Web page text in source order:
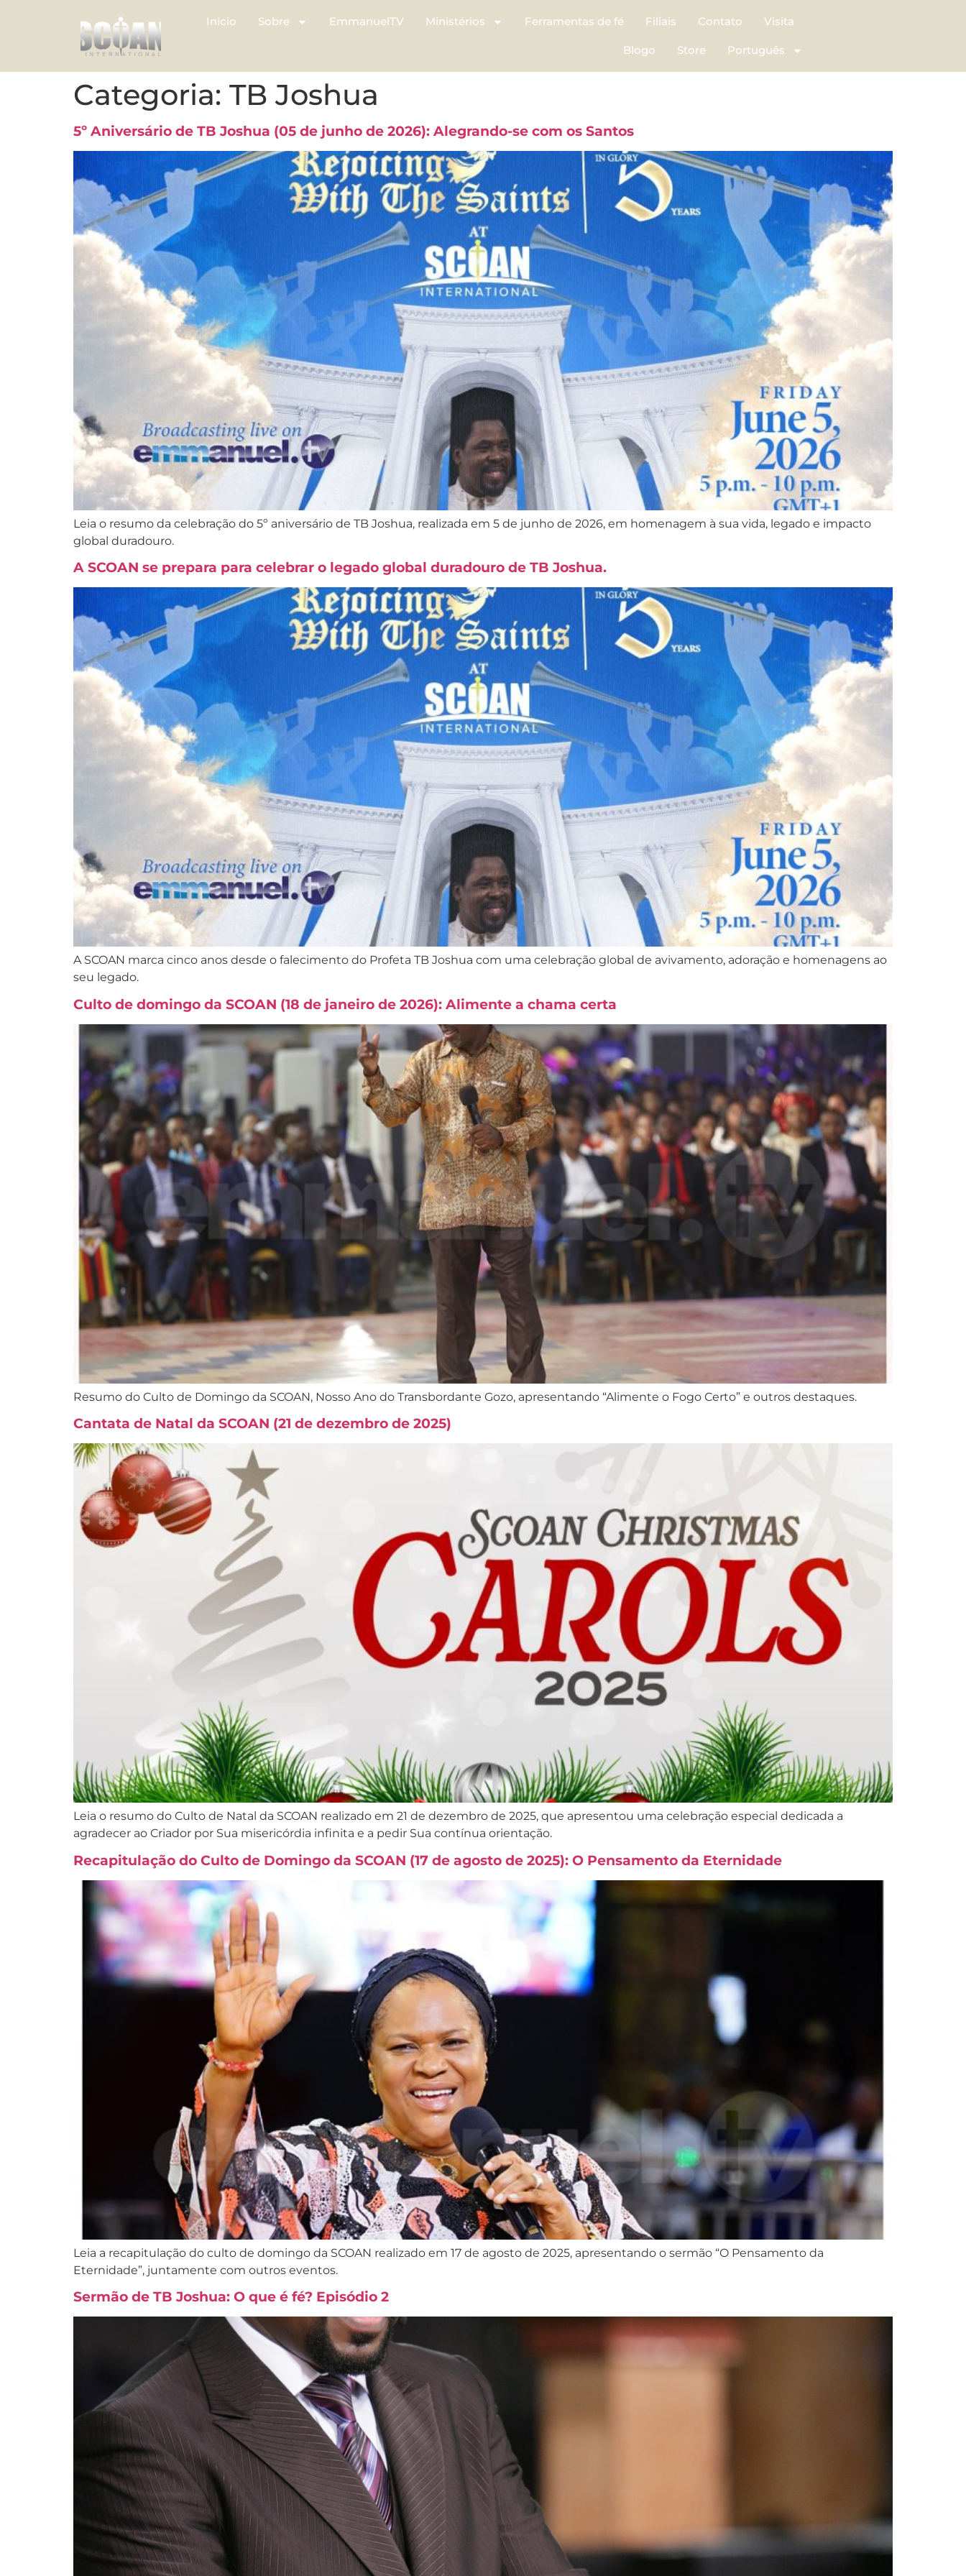
Inicio Sobre EmmanuelTV Ministérios Ferramentas de fé Filiais Contato Visita
Blogo Store Português
Categoria: TB Joshua
5º Aniversário de TB Joshua (05 de junho de 2026): Alegrando-se com os Santos
Leia o resumo da celebração do 5º aniversário de TB Joshua, realizada em 5 de junho de 2026, em homenagem à sua vida, legado e impacto
global duradouro.
A SCOAN se prepara para celebrar o legado global duradouro de TB Joshua.
A SCOAN marca cinco anos desde o falecimento do Profeta TB Joshua com uma celebração global de avivamento, adoração e homenagens ao
seu legado.
Culto de domingo da SCOAN (18 de janeiro de 2026): Alimente a chama certa
Resumo do Culto de Domingo da SCOAN, Nosso Ano do Transbordante Gozo, apresentando “Alimente o Fogo Certo” e outros destaques.
Cantata de Natal da SCOAN (21 de dezembro de 2025)
Leia o resumo do Culto de Natal da SCOAN realizado em 21 de dezembro de 2025, que apresentou uma celebração especial dedicada a
agradecer ao Criador por Sua misericórdia infinita e a pedir Sua contínua orientação.
Recapitulação do Culto de Domingo da SCOAN (17 de agosto de 2025): O Pensamento da Eternidade
Leia a recapitulação do culto de domingo da SCOAN realizado em 17 de agosto de 2025, apresentando o sermão “O Pensamento da
Eternidade”, juntamente com outros eventos.
Sermão de TB Joshua: O que é fé? Episódio 2